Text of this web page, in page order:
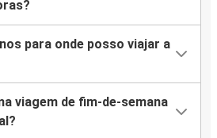
para onde posso viajar a
viagem de fim-de-semana